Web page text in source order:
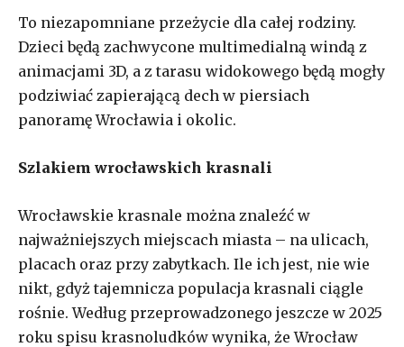
To niezapomniane przeżycie dla całej rodziny.
Dzieci będą zachwycone multimedialną windą z
animacjami 3D, a z tarasu widokowego będą mogły
podziwiać zapierającą dech w piersiach
panoramę Wrocławia i okolic.
Szlakiem wrocławskich krasnali
Wrocławskie krasnale można znaleźć w
najważniejszych miejscach miasta – na ulicach,
placach oraz przy zabytkach. Ile ich jest, nie wie
nikt, gdyż tajemnicza populacja krasnali ciągle
rośnie. Według przeprowadzonego jeszcze w 2025
roku spisu krasnoludków wynika, że Wrocław